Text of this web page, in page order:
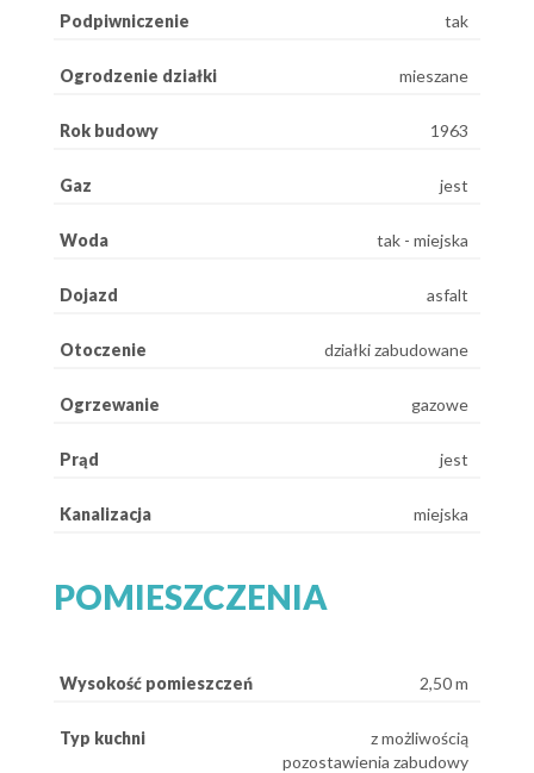
Podpiwniczenie tak
Ogrodzenie działki mieszane
Rok budowy 1963
Gaz jest
Woda tak - miejska
Dojazd asfalt
Otoczenie działki zabudowane
Ogrzewanie gazowe
Prąd jest
Kanalizacja miejska
POMIESZCZENIA
Wysokość pomieszczeń 2,50 m
Typ kuchni
z możliwością
pozostawienia zabudowy